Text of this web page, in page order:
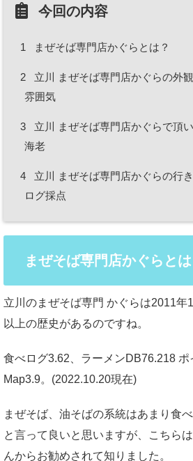
今回の内容
1 まぜそば専門店かぐらとは？
2
立川 まぜそば専門店かぐらの外
雰囲気
3
立川 まぜそば専門店かぐらで頂
海老
4
立川 まぜそば専門店かぐらの行
ログ採点
まぜそば専門店かぐらとは
立川のまぜそば専門 かぐらは2011年
以上の歴史があるのですね。
食べログ3.62、ラーメンDB76.218
Map3.9。(2022.10.20現在)
まぜそば、油そばの系統はあまり食
と言って良いと思いますが、こちら
んからお勧めされて知りました。